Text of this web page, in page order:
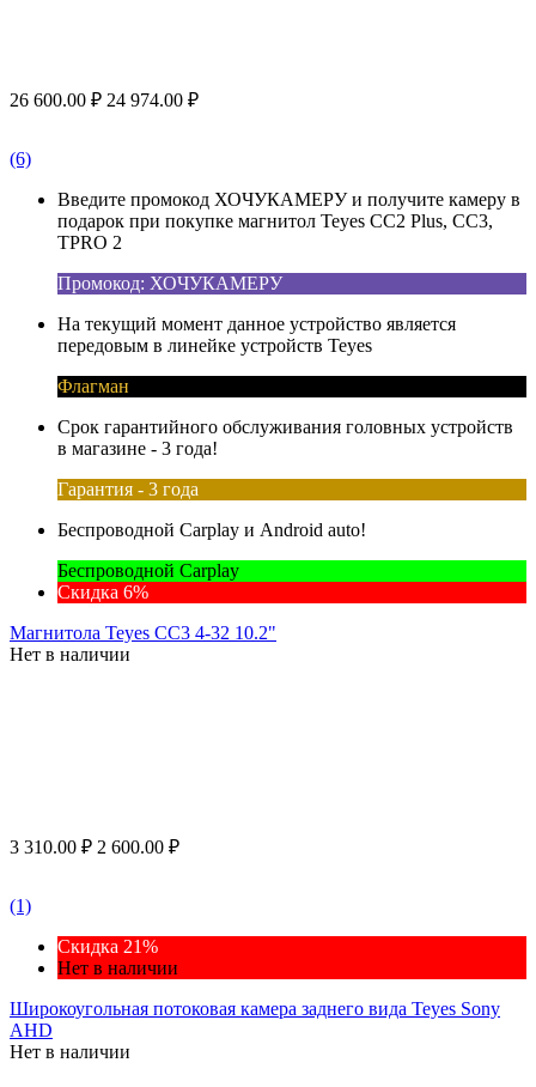
26 600.00 ₽ 24 974.00 ₽
(6)
Введите промокод ХОЧУКАМЕРУ и получите камеру в
подарок при покупке магнитол Teyes CC2 Plus, CC3,
TPRO 2
Промокод: ХОЧУКАМЕРУ
На текущий момент данное устройство является
передовым в линейке устройств Teyes
Флагман
Срок гарантийного обслуживания головных устройств
в магазине - 3 года!
Гарантия - 3 года
Беспроводной Carplay и Android auto!
Беспроводной Carplay
Скидка 6%
Магнитола Teyes CC3 4-32 10.2"
Нет в наличии
3 310.00 ₽ 2 600.00 ₽
(1)
Скидка 21%
Нет в наличии
Широкоугольная потоковая камера заднего вида Teyes Sony
AHD
Нет в наличии